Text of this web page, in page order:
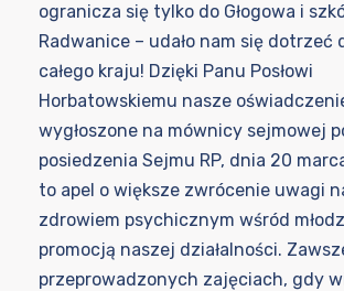
ogranicza się tylko do Głogowa i
Radwanice – udało nam się dotrzeć
całego kraju! Dzięki Panu Posłowi
Horbatowskiemu nasze
wygłoszone na mównicy sejmowej
posiedzenia Sejmu RP, dnia 20
to apel o większe zwrócenie uwagi
zdrowiem psychicznym wśród
promocją naszej działalności.
przeprowadzonych zajęciach, gdy